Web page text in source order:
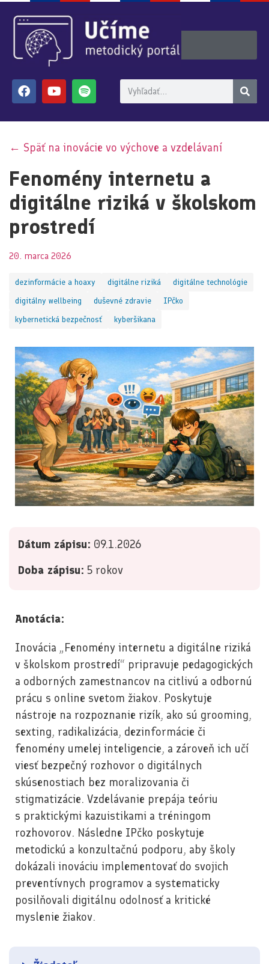
← Späť na inovácie vo výchove a vzdelávaní
Fenomény internetu a
digitálne riziká v školskom
prostredí
20. marca 2026
dezinformácie a hoaxy digitálne riziká
digitálne technológie
digitálny wellbeing
duševné zdravie
IPčko
kybernetická bezpečnosť
kyberšikana
Dátum zápisu: 09.1.2026
Doba zápisu: 5 rokov
Anotácia:
Inovácia „Fenomény internetu a digitálne riziká
v školskom prostredí“ pripravuje pedagogických
a odborných zamestnancov na citlivú a odbornú
prácu s online svetom žiakov. Poskytuje
nástroje na rozpoznanie rizík, ako sú grooming,
sexting, radikalizácia, dezinformácie či
fenomény umelej inteligencie, a zároveň ich učí
viesť bezpečný rozhovor o digitálnych
skúsenostiach bez moralizovania či
stigmatizácie. Vzdelávanie prepája teóriu
s praktickými kazuistikami a tréningom
rozhovorov. Následne IPčko poskytuje
metodickú a konzultačnú podporu, aby školy
dokázali inováciu implementovať do svojich
preventívnych programov a systematicky
posilňovali digitálnu odolnosť a kritické
myslenie žiakov.